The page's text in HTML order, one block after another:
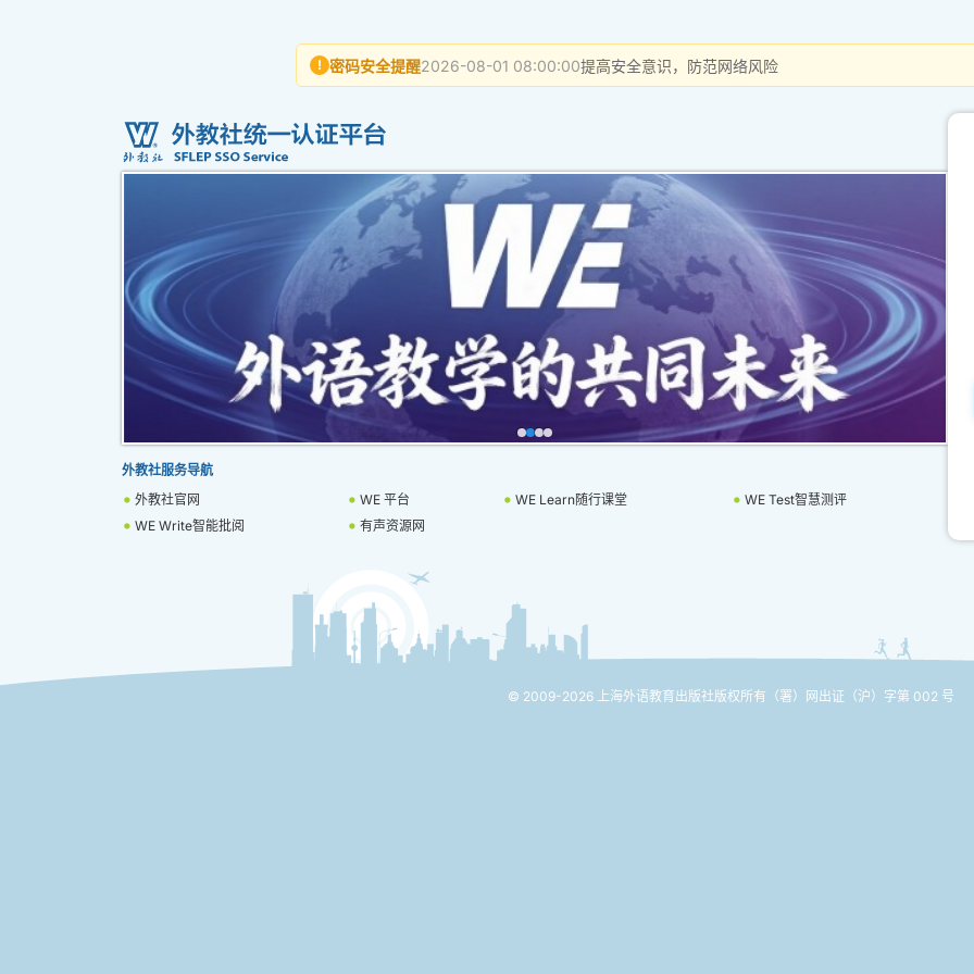
! 密码安全提醒2026-08-01 08:00:00提高安全意识，防范网络风险
外教社服务导航
外教社官网
WE 平台 WE Learn随行课堂
WE Test智慧测评
WE Write智能批阅
有声资源网
© 2009-2026 上海外语教育出版社版权所有 （署）网出证（沪）字第 002 号